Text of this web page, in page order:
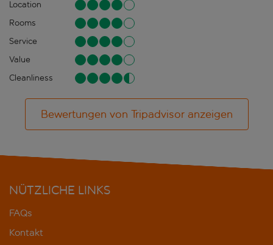
Location
Rooms
Service
Value
Cleanliness
Bewertungen von Tripadvisor anzeigen
NÜTZLICHE LINKS
FAQs
Kontakt